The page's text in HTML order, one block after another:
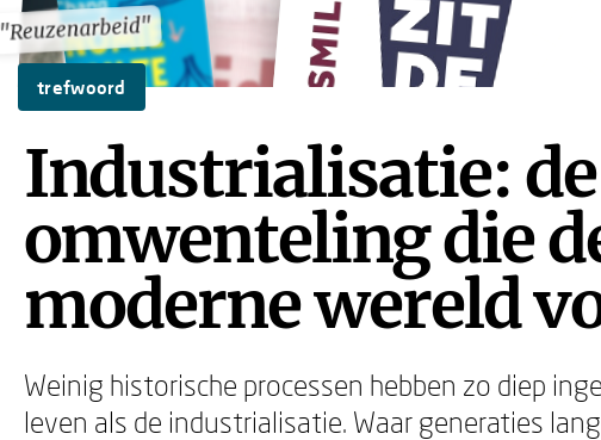
"Reuzenarbeid"
"Reuzenarbeid"
trefwoord
Industrialisatie: de
omwenteling die
moderne wereld
Weinig historische processen hebben zo diep
leven als de industrialisatie. Waar generaties